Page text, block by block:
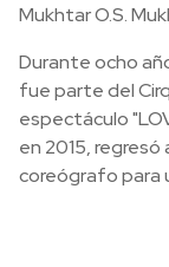
Mukhtar O.S.
Durante ocho
fue parte del
espectáculo
en 2015,
coreógrafo para